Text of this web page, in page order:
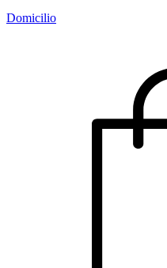
Domicilio